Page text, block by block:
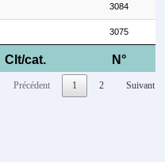
Clt/cat. N°
3084
3075
Précédent 1 2 Suivant